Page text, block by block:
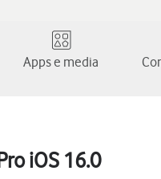
Apps e media
iOS 16.0